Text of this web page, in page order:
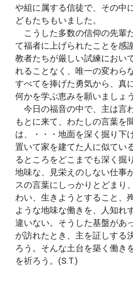
や組に属する信徒で、その中
どもたちもいました。
こうした多数の信仰の先輩
て福者に上げられたことを感
教者たちが厳しい試練におい
れることなく、唯一の変わら
すべてを捧げた勇気から、真
何かを学ぶ恵みを願いましょう
今日の福音の中で、主は言
もとに来て、わたしの言葉を
は、・・・地面を深く掘り下
置いて家を建てた人に似てい
るところをどこまでも深く掘
地味な、見栄えのしない仕事
スの言葉にしっかりとどまり
わい、生きようとすること、
ような地味な働きを、人知れ
違いない。そうした基盤があ
が訪れたとき、主を証しする
ろう。そんな土台を築く働き
を祈ろう。(S.T.)